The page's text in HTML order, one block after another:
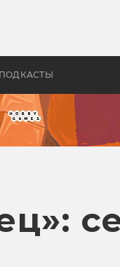
ПОДКАСТЫ